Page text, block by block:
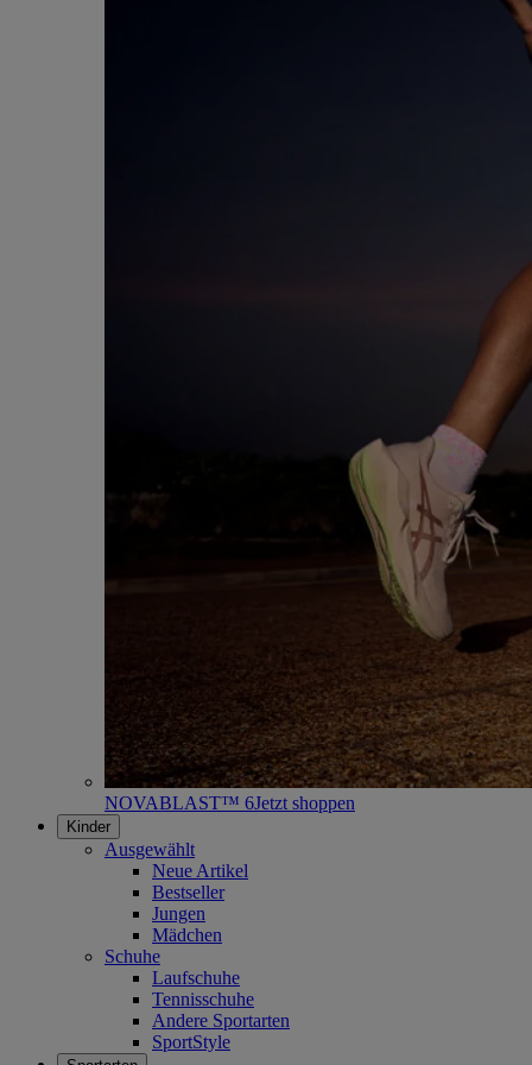
NOVABLAST™ 6Jetzt shoppen
Kinder
Ausgewählt
Neue Artikel
Bestseller
Jungen
Mädchen
Schuhe
Laufschuhe
Tennisschuhe
Andere Sportarten
SportStyle